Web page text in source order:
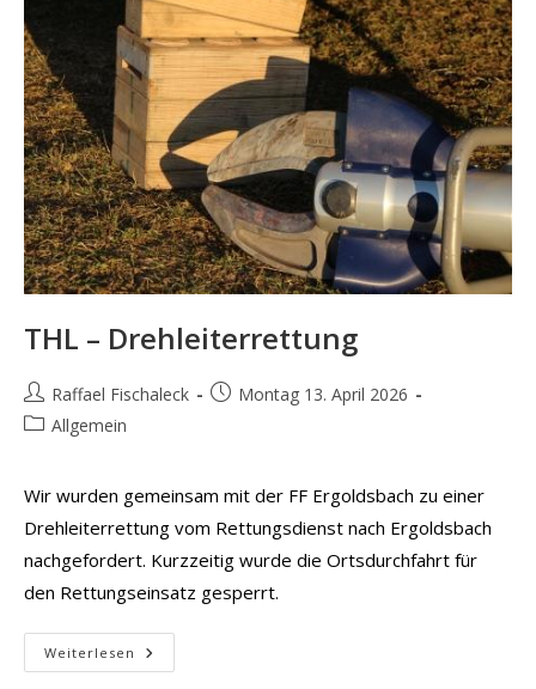
THL – Drehleiterrettung
Beitrags-
Autor:
Raffael Fischaleck
BeitragMontag 13. April 2026
Beitrags-
Allgemein
Wir wurden gemeinsam mit der FF Ergoldsbach zu einer
Drehleiterrettung vom Rettungsdienst nach Ergoldsbach
nachgefordert. Kurzzeitig wurde die Ortsdurchfahrt für
den Rettungseinsatz gesperrt.
Weiterlesen THL
–